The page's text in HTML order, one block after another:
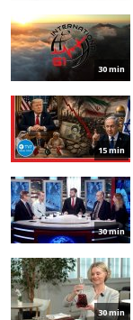
30 min
15 min
30 min
30 min